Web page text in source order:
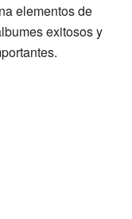
elementos de
exitosos y